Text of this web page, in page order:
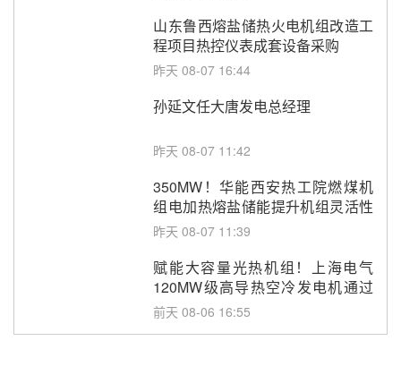
山东鲁西熔盐储热火电机组改造工
程项目热控仪表成套设备采购
昨天 08-07 16:44
孙延文任大唐发电总经理
昨天 08-07 11:42
350MW！华能西安热工院燃煤机
组电加热熔盐储能提升机组灵活性
改造项目初步设计第三方评审服务
昨天 08-07 11:39
赋能大容量光热机组！上海电气
120MW级高导热空冷发电机通过
型式试验
前天 08-06 16:55